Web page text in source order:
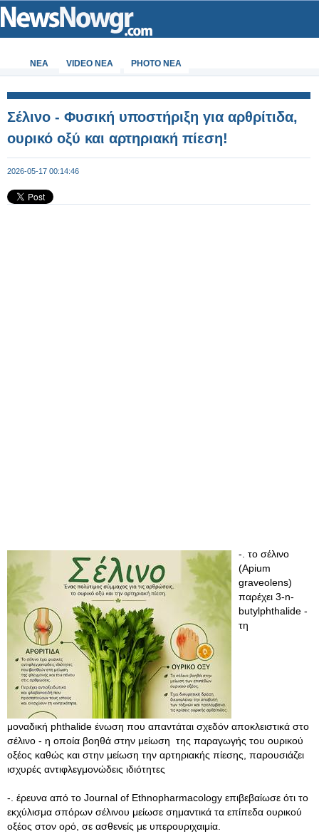
ΝΕΑ VIDEO NEA PHOTO NEA
Σέλινο - Φυσική υποστήριξη για αρθρίτιδα,
ουρικό οξύ και αρτηριακή πίεση!
2026-05-17 00:14:46
-. το σέλινο
(Apium
graveolens)
παρέχει 3-n-
butylphthalide -
τη
μοναδική phthalide ένωση που απαντάται σχεδόν αποκλειστικά στο
σέλινο - η οποία βοηθά στην μείωση της παραγωγής του ουρικού
οξέος καθώς και στην μείωση την αρτηριακής πίεσης, παρουσιάζει
ισχυρές αντιφλεγμονώδεις ιδιότητες
-. έρευνα από το Journal of Ethnopharmacology επιβεβαίωσε ότι το
εκχύλισμα σπόρων σέλινου μείωσε σημαντικά τα επίπεδα ουρικού
οξέος στον ορό, σε ασθενείς με υπερουριχαιμία.